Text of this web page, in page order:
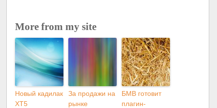
More from my site
Новый кадилак
XT5
За продажи на
рынке
БМВ готовит
плагин-